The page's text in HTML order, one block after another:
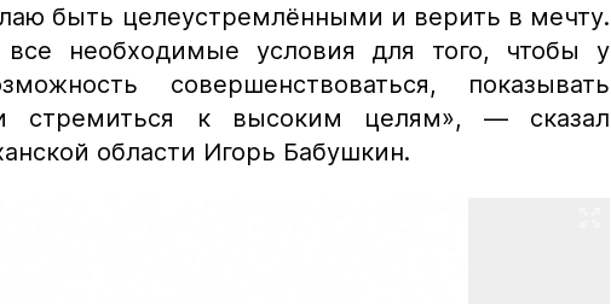
быть целеустремлёнными и верить в мечту.
все необходимые условия для того, чтобы у
совершенствоваться, показывать
стремиться к высоким целям», — сказал
области Игорь Бабушкин.